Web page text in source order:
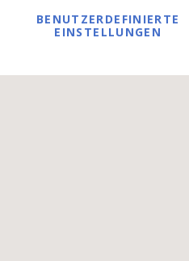
oder Personen mit
BENUTZERDEFINIERTE
EINSTELLUNGEN